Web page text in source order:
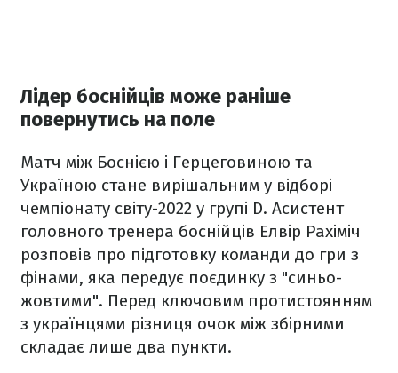
Лідер боснійців може раніше
повернутись на поле
Матч між Боснією і Герцеговиною та
Україною стане вирішальним у відборі
чемпіонату світу-2022 у групі D. Асистент
головного тренера боснійців Елвір Рахіміч
розповів про підготовку команди до гри з
фінами, яка передує поєдинку з "синьо-
жовтими". Перед ключовим протистоянням
з українцями різниця очок між збірними
складає лише два пункти.